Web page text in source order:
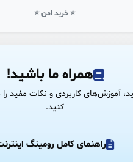
⭐ خرید امن ⭐
همراه ما باشید!
آموزش‌های کاربردی و نکات مفید را
کنید.
راهنمای کامل رومینگ